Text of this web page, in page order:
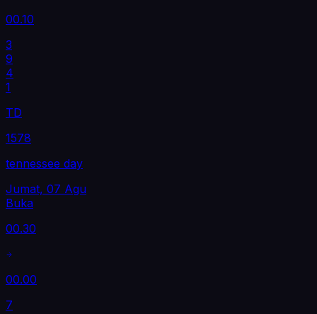
00.10
3
9
4
1
TD
1578
tennessee day
Jumat, 07 Agu
Buka
00.30
00.00
7